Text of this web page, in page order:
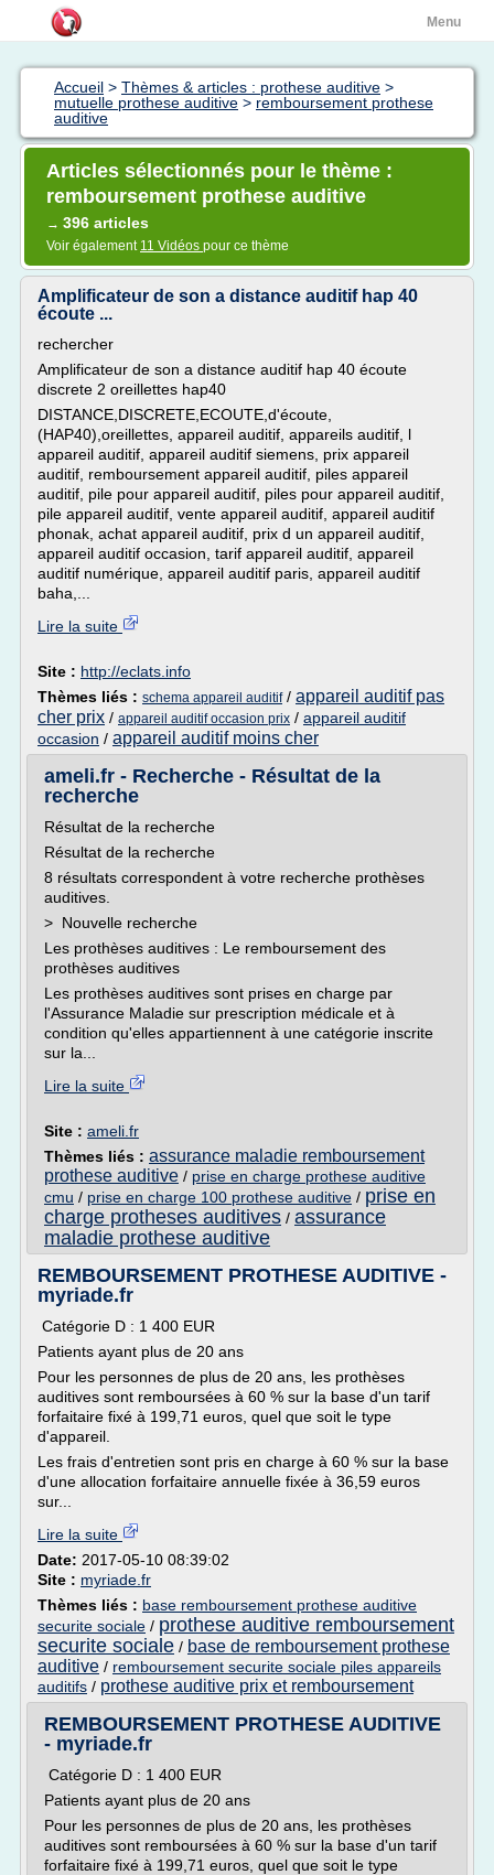
Menu
Accueil > Thèmes & articles : prothese auditive >
mutuelle prothese auditive > remboursement prothese
auditive
Articles sélectionnés pour le thème :
remboursement prothese auditive
→ 396 articles
Voir également 11 Vidéos pour ce thème
Amplificateur de son a distance auditif hap 40
écoute ...
rechercher
Amplificateur de son a distance auditif hap 40 écoute
discrete 2 oreillettes hap40
DISTANCE,DISCRETE,ECOUTE,d'écoute,
(HAP40),oreillettes, appareil auditif, appareils auditif, l
appareil auditif, appareil auditif siemens, prix appareil
auditif, remboursement appareil auditif, piles appareil
auditif, pile pour appareil auditif, piles pour appareil auditif,
pile appareil auditif, vente appareil auditif, appareil auditif
phonak, achat appareil auditif, prix d un appareil auditif,
appareil auditif occasion, tarif appareil auditif, appareil
auditif numérique, appareil auditif paris, appareil auditif
baha,...
Lire la suite
Site : http://eclats.info
Thèmes liés : schema appareil auditif/ appareil auditif pas
cher prix / appareil auditif occasion prix / appareil auditif
occasion / appareil auditif moins cher
ameli.fr - Recherche - Résultat de la
recherche
Résultat de la recherche
Résultat de la recherche
8 résultats correspondent à votre recherche prothèses
auditives.
> Nouvelle recherche
Les prothèses auditives : Le remboursement des
prothèses auditives
Les prothèses auditives sont prises en charge par
l'Assurance Maladie sur prescription médicale et à
condition qu'elles appartiennent à une catégorie inscrite
sur la...
Lire la suite
Site : ameli.fr
Thèmes liés : assurance maladie remboursement
prothese auditive / prise en charge prothese auditive
cmu / prise en charge 100 prothese auditive / prise en
charge protheses auditives / assurance
maladie prothese auditive
REMBOURSEMENT PROTHESE AUDITIVE -
myriade.fr
Catégorie D : 1 400 EUR
Patients ayant plus de 20 ans
Pour les personnes de plus de 20 ans, les prothèses
auditives sont remboursées à 60 % sur la base d'un tarif
forfaitaire fixé à 199,71 euros, quel que soit le type
d'appareil.
Les frais d'entretien sont pris en charge à 60 % sur la base
d'une allocation forfaitaire annuelle fixée à 36,59 euros
sur...
Lire la suite
Date: 2017-05-10 08:39:02
Site : myriade.fr
Thèmes liés : base remboursement prothese auditive
securite sociale / prothese auditive remboursement
securite sociale / base de remboursement prothese
auditive / remboursement securite sociale piles appareils
auditifs / prothese auditive prix et remboursement
REMBOURSEMENT PROTHESE AUDITIVE
- myriade.fr
Catégorie D : 1 400 EUR
Patients ayant plus de 20 ans
Pour les personnes de plus de 20 ans, les prothèses
auditives sont remboursées à 60 % sur la base d'un tarif
forfaitaire fixé à 199,71 euros, quel que soit le type